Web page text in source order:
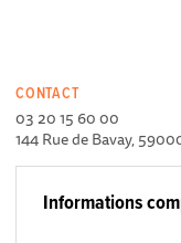
CONTACT
03 20 15 60 00
144 Rue de Bavay,
Informations